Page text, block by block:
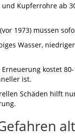
und Kupferrohre ab
1973) müssen
Wasser,
Erneuerung kostet
ist.
Schäden hilft